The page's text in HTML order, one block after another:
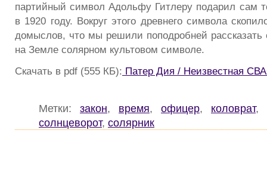
партийный символ Адольфу Гитлеру подарил сам
в 1920 году. Вокруг этого древнего символа
домыслов, что мы решили поподробней
на Земле солярном культовом символе.
Скачать в pdf (555 КБ): Патер Дия / Неизвестная
Метки: закон, время, офицер, коловрат,
солнцеворот, солярник